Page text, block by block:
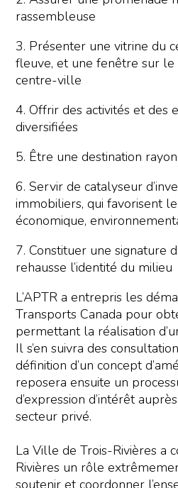
rassembleuse
3. Présenter une vitrine du
fleuve, et une fenêtre sur
centre-ville
4. Offrir des activités et des
diversifiées
5. Être une destination
6. Servir de catalyseur
immobiliers, qui favorisent
économique,
7. Constituer une signature
rehausse l’identité du milieu
L’APTR a entrepris les
Transports Canada pour
permettant la réalisation
Il s’en suivra des
définition d’un concept
reposera ensuite un
d’expression d’intérêt
secteur privé.
La Ville de Trois-Rivières a
Rivières un rôle